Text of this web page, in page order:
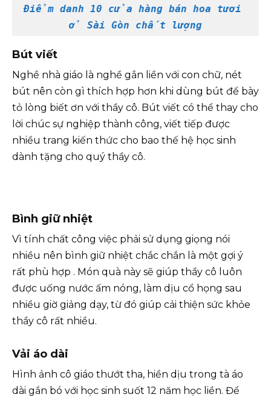
Điểm danh 10 cửa hàng bán hoa tươi
ở Sài Gòn chất lượng
Bút viết
Nghề nhà giáo là nghề gắn liền với con chữ, nét
bút nên còn gì thích hợp hơn khi dùng bút để bày
tỏ lòng biết ơn với thầy cô. Bút viết có thể thay cho
lời chúc sự nghiệp thành công, viết tiếp được
nhiều trang kiến thức cho bao thế hệ học sinh
dành tặng cho quý thầy cô.
Bình giữ nhiệt
Vì tính chất công việc phải sử dụng giọng nói
nhiều nên bình giữ nhiệt chắc chắn là một gợi ý
rất phù hợp . Món quà này sẽ giúp thầy cô luôn
được uống nước ấm nóng, làm dịu cổ họng sau
nhiều giờ giảng dạy, từ đó giúp cải thiện sức khỏe
thầy cô rất nhiều.
Vải áo dài
Hình ảnh cô giáo thướt tha, hiền dịu trong tà áo
dài gắn bó với học sinh suốt 12 năm học liền. Để